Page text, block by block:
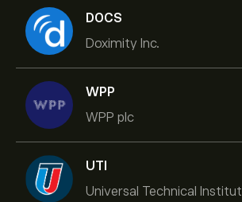
DOCS
Doximity Inc.
WPP
WPP plc
UTI
Universal Technical Institut